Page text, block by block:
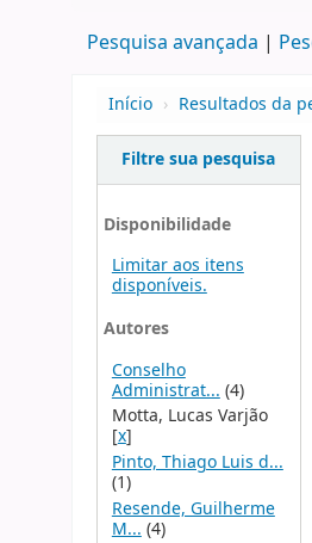
Pesquisa avançada
Início › Resultados da
Filtre sua pesquisa
Disponibilidade
Limitar aos itens
disponíveis.
Autores
Conselho
Administrat... (4)
Motta, Lucas Varjão
[x]
Pinto, Thiago Luis d...
(1)
Resende, Guilherme
M... (4)